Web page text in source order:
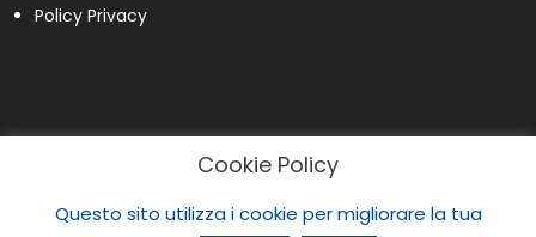
Policy Privacy
Cookie Policy
Questo sito utilizza i cookie per migliorare la tua